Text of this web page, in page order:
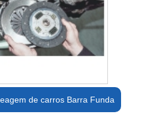
de carros Barra Funda